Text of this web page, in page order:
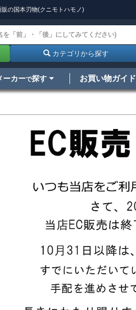
の国本刃物(クニモトハモノ)
カテゴリから探す
ーカーで探す お買い物ガイド